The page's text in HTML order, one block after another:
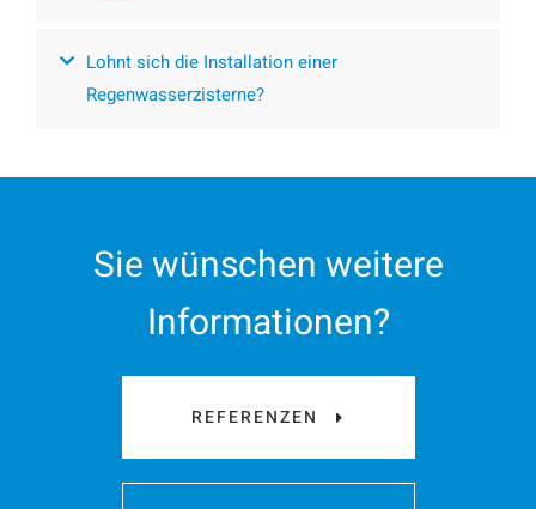
Lohnt sich die Installation einer
Regenwasserzisterne?
Sie wünschen weitere
Informationen?
REFERENZEN